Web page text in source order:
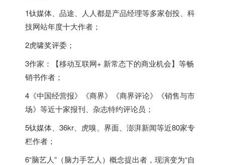
1钛媒体、品途、人人都是产品经理等多家创投、科
技网站年度十大作者；
2虎啸奖评委；
3作家：【移动互联网+ 新常态下的商业机会】等畅
销书作者；
4《中国经营报》《商界》《商界评论》《销售与市
场》等近十家报刊、杂志特约评论员；
5钛媒体、36kr、虎嗅、界面、澎湃新闻等近80家专
栏作者；
6“脑艺人”（脑力手艺人）概念提出者，现演变为“自